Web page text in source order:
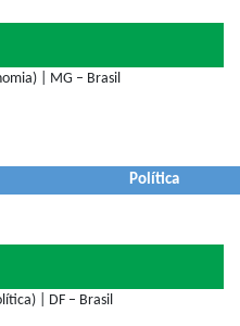
| MG – Brasil
Política
| DF – Brasil